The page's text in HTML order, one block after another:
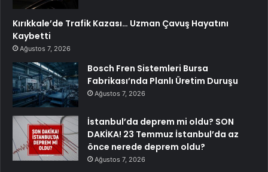
Kırıkkale’de Trafik Kazası… Uzman Çavuş Hayatını
Kaybetti
Ağustos 7, 2026
Bosch Fren Sistemleri Bursa
Fabrikası’nda Planlı Üretim Duruşu
Ağustos 7, 2026
İstanbul’da deprem mi oldu? SON
DAKİKA! 23 Temmuz İstanbul’da az
önce nerede deprem oldu?
Ağustos 7, 2026